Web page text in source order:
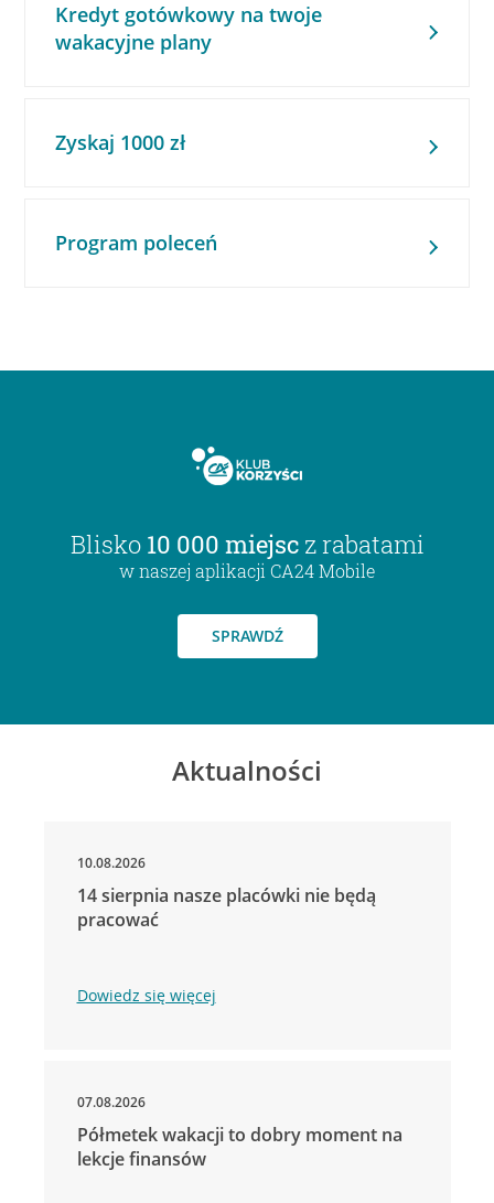
Kredyt gotówkowy na twoje
wakacyjne plany
Zyskaj 1000 zł
Program poleceń
Blisko 10 000 miejsc z rabatami
w naszej aplikacji CA24 Mobile
SPRAWDŹ
Aktualności
10.08.2026
14 sierpnia nasze placówki nie będą
pracować
Dowiedz się więcej
07.08.2026
Półmetek wakacji to dobry moment na
lekcje finansów